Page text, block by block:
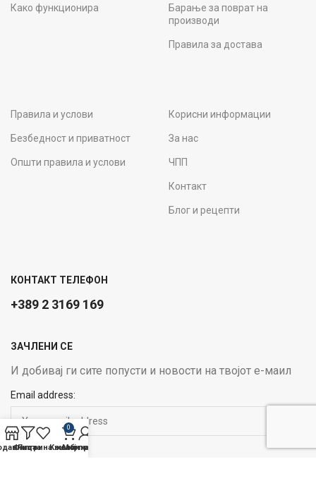
Како функционира
Барање за поврат на
производи
Правила за достава
Правила и услови
Безбедност и приватност
Општи правила и услови
Корисни информации
За нас
ЧПП
Контакт
Блог и рецепти
КОНТАКТ ТЕЛЕФОН
+389 2 3169 169
ЗАЧЛЕНИ СЕ
И добивај ги сите попусти и новости на твојот е-маил
Email address:
Филтри
Листа на желби
0
Кошничка
Мој профил